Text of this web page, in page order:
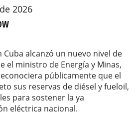
2026
Cuba alcanzó un nuevo nivel de
el ministro de Energía y Minas,
públicamente que el
sus reservas de diésel y fueloil,
para sostener la ya
eléctrica nacional.